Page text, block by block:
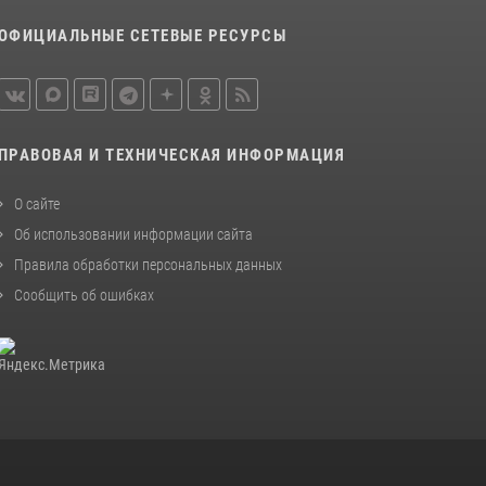
нетрезвых мужчин, угрожавших молодежи
08 июля 2026, 07:52
неделю сотрудники Росгвардии в
СЕТЕВЫЕ РЕСУРСЫ
ПРАВОВАЯ И ТЕХНИЧЕСКАЯ ИНФОРМАЦИЯ
О сайте
Об использовании информации сайта
Правила обработки персональных данных
Сообщить об ошибках